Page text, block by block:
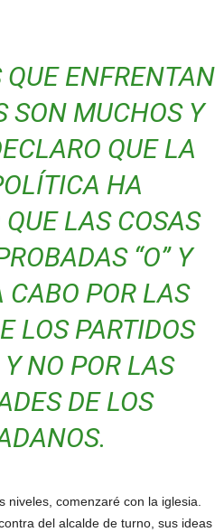
QUE ENFRENTAN
SON MUCHOS Y
QUE LA
HA
LAS COSAS
“O” Y
CABO POR LAS
LOS PARTIDOS
NO POR LAS
DE LOS
niveles, comenzaré con la iglesia.
del alcalde de turno, sus ideas